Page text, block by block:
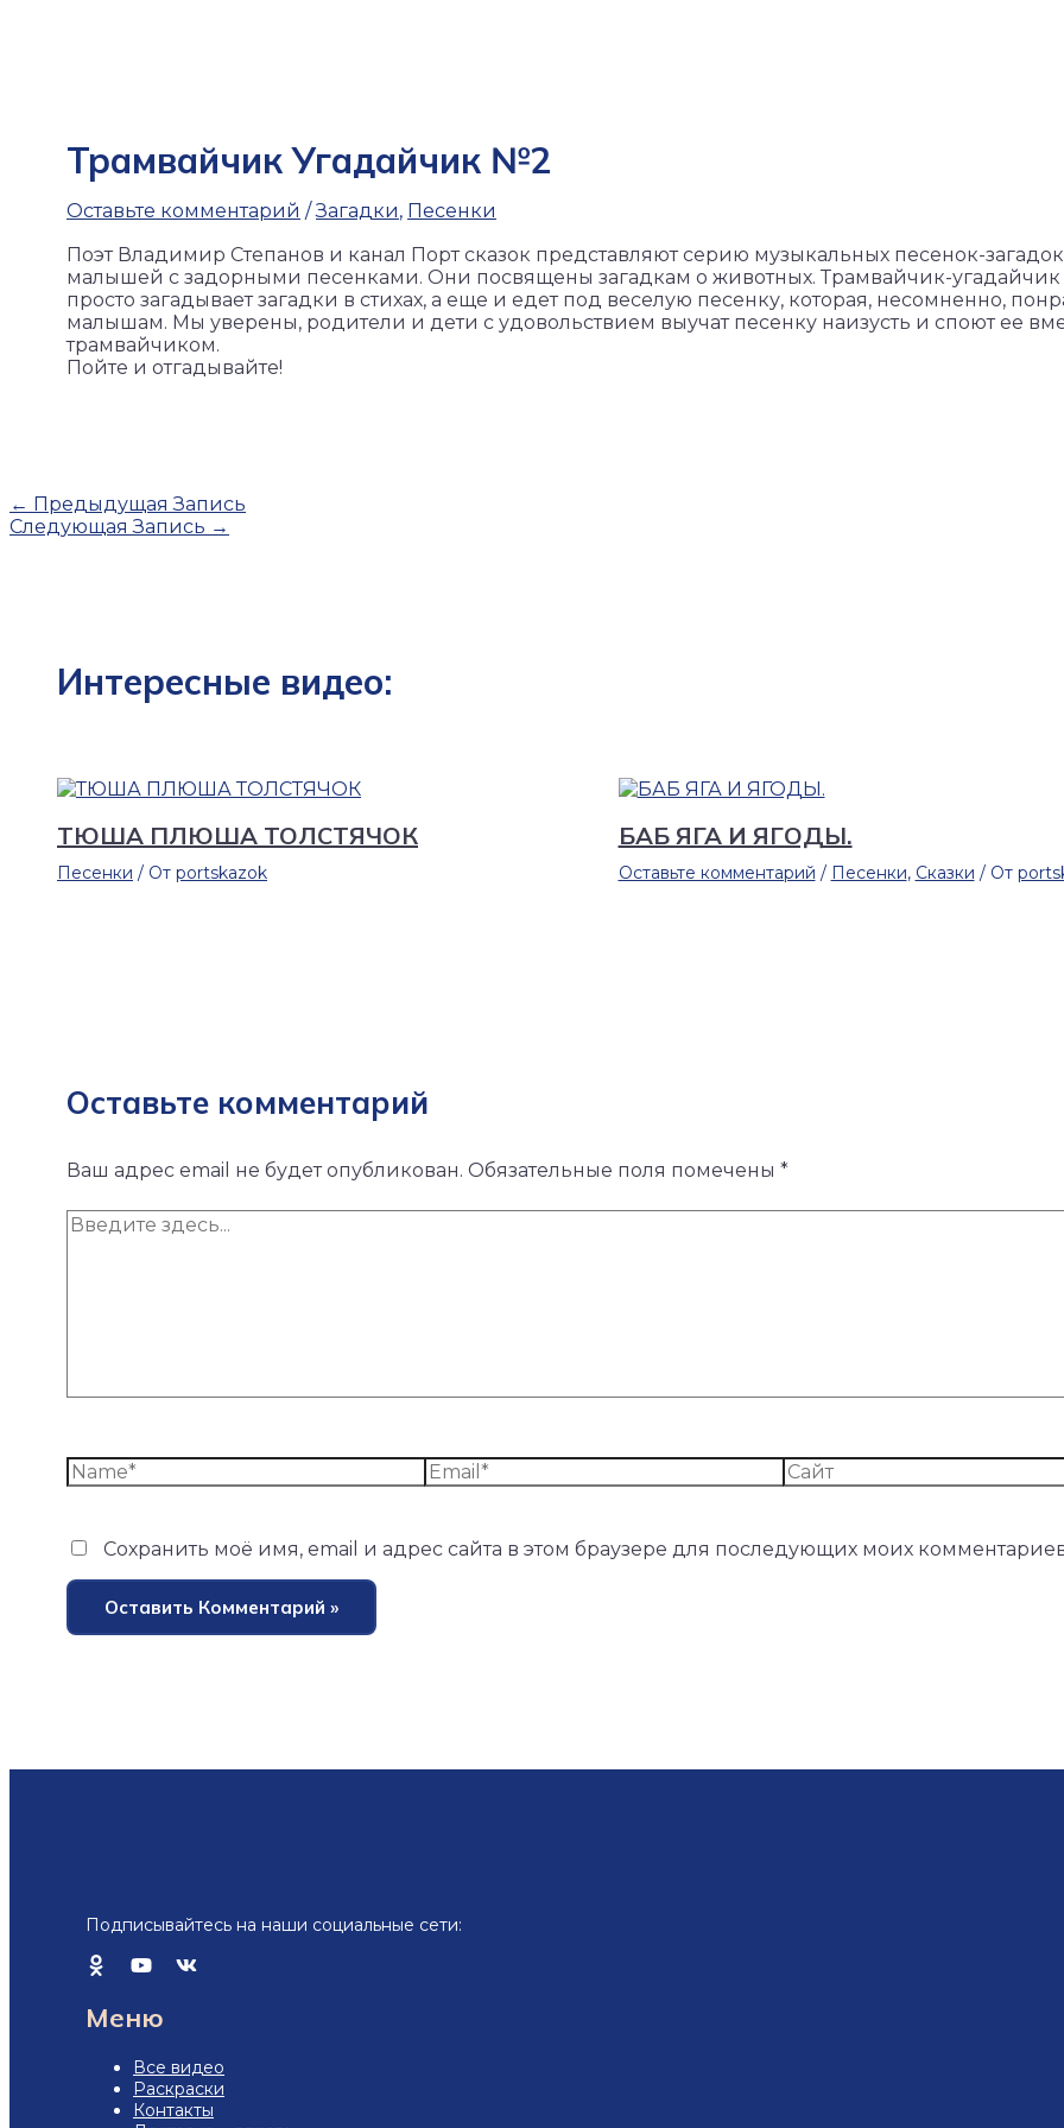
Трамвайчик Угадайчик №2
Оставьте комментарий /Загадки, Песенки
Поэт Владимир Степанов и канал Порт сказок представляют серию музыкальных песенок-
малышей с задорными песенками. Они посвящены загадкам о животных. Трамвайчик-угадайчик
просто загадывает загадки в стихах, а еще и едет под веселую песенку, которая, несомненно,
малышам. Мы уверены, родители и дети с удовольствием выучат песенку наизусть и споют ее
трамвайчиком.
Пойте и отгадывайте!
← Предыдущая Запись
Следующая Запись →
Интересные видео:
ТЮША ПЛЮША ТОЛСТЯЧОК
Песенки / От portskazok
БАБ ЯГА И ЯГОДЫ.
Оставьте комментарий / Песенки, Сказки / От
Оставьте комментарий
Ваш адрес email не будет опубликован. Обязательные поля помечены *
Сохранить моё имя, email и адрес сайта в этом браузере для последующих моих
Подписывайтесь на наши социальные сети:
Меню
Все видео
Раскраски
Контакты